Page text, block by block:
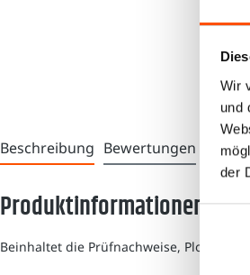
Wir
und
der
Beschreibung Bewertungen
Produktinformationen
Beinhaltet die Prüfnachweise,